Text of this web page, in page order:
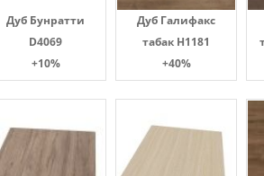
Дуб Бунратти
D4069
+10%
Дуб Галифакс
табак Н1181
+40%